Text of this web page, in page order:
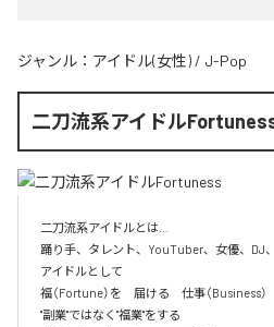
ジャンル： アイドル(女性) / J-Pop
二刀流系アイドル
二刀流系アイドルとは…
踊り手、タレント、YouTuber、女優、DJ
アイドルとして
福（Fortune）を　届ける　仕事（Business）
"副業"ではなく"福業"をする